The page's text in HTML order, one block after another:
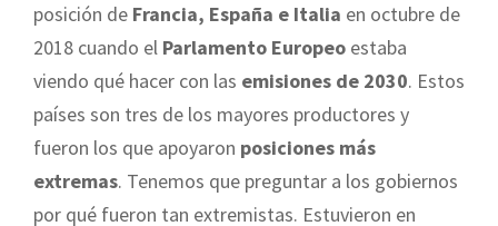
posición de Francia, España e Italia en octubre de
2018 cuando el Parlamento Europeo estaba
viendo qué hacer con las emisiones de 2030. Estos
países son tres de los mayores productores y
fueron los que apoyaron posiciones más
extremas. Tenemos que preguntar a los gobiernos
por qué fueron tan extremistas. Estuvieron en